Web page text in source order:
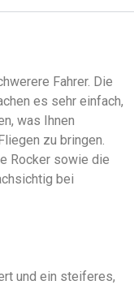
Fahrer. Die
es sehr einfach,
was Ihnen
zu bringen.
Rocker sowie die
bei
und ein steiferes,